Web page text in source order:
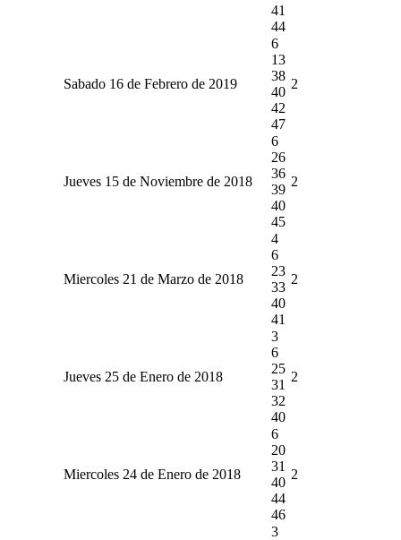
41
44
Sabado 16 de Febrero de 2019
6
13
38
40
42
47
2
Jueves 15 de Noviembre de 2018
6
26
36
39
40
45
2
Miercoles 21 de Marzo de 2018
4
6
23
33
40
41
2
Jueves 25 de Enero de 2018
3
6
25
31
32
40
2
Miercoles 24 de Enero de 2018
6
20
31
40
44
46
2
3